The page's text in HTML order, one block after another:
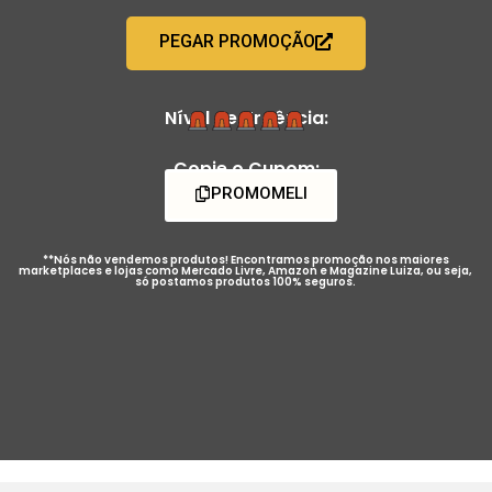
PEGAR PROMOÇÃO
Nível de Urgência:
Copie o Cupom:
PROMOMELI
**Nós não vendemos produtos! Encontramos promoção nos maiores
marketplaces e lojas como Mercado Livre, Amazon e Magazine Luiza, ou seja,
só postamos produtos 100% seguros.